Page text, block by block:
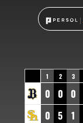
1 2 3
0 0 0
0 5 1